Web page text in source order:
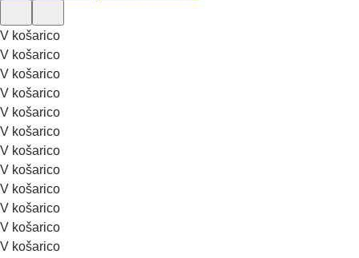
V košarico
V košarico
V košarico
V košarico
V košarico
V košarico
V košarico
V košarico
V košarico
V košarico
V košarico
V košarico